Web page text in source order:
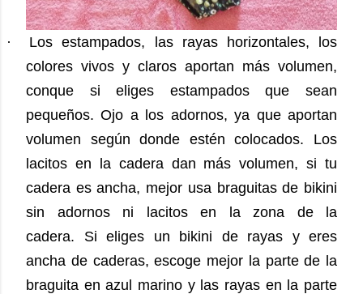
·
Los estampados, las rayas horizontales, los
colores vivos y claros aportan más volumen,
conque si eliges estampados que sean
pequeños.Ojo a los adornos, ya que aportan
volumen según donde estén colocados. Los
lacitos en la cadera dan más volumen, si tu
cadera es ancha, mejor usa braguitas de bikini
sin adornos ni lacitos en la zona de la
cadera. Si eliges un bikini de rayas y eres
ancha de caderas, escoge mejor la parte de la
braguita en azul marino y las rayas en la parte